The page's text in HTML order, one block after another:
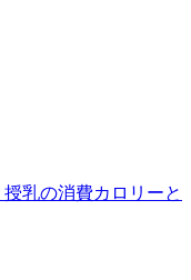
乳の消費カロリーと